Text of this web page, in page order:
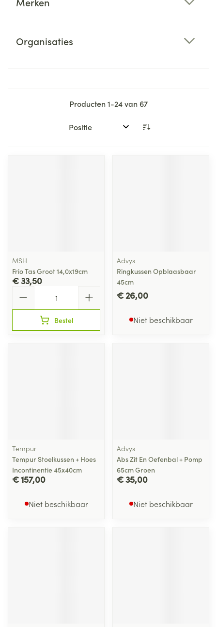
Organisaties
Producten1-24van 67
Sorteer op:
MSH
Frio Tas Groot 14,0x19cm
€ 33,50
Bestel
Advys
Ringkussen Opblaasbaar
45cm
€ 26,00
Niet beschikbaar
Tempur
Tempur Stoelkussen + Hoes
Incontinentie 45x40cm
€ 157,00
Niet beschikbaar
Advys
Abs Zit En Oefenbal + Pomp
65cm Groen
€ 35,00
Niet beschikbaar